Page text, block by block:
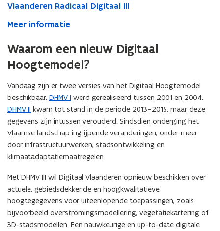
Vlaanderen Radicaal Digitaal III
Meer informatie
Waarom een nieuw Digitaal
Hoogtemodel?
Vandaag zijn er twee versies van het Digitaal Hoogtemodel
beschikbaar. DHMV I werd gerealiseerd tussen 2001 en 2004.
DHMV II kwam tot stand in de periode 2013–2015, maar deze
gegevens zijn intussen verouderd. Sindsdien onderging het
Vlaamse landschap ingrijpende veranderingen, onder meer
door infrastructuurwerken, stadsontwikkeling en
klimaatadaptatiemaatregelen.
Met DHMV III wil Digitaal Vlaanderen opnieuw beschikken over
actuele, gebiedsdekkende en hoogkwalitatieve
hoogtegegevens voor uiteenlopende toepassingen, zoals
bijvoorbeeld overstromingsmodellering, vegetatiekartering of
3D-stadsmodellen. Een nauwkeurige en up-to-date digitale